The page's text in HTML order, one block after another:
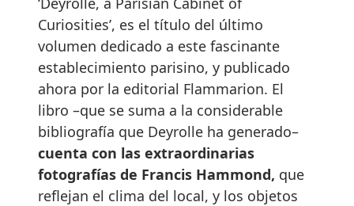
Curiosities’, es el título del último
volumen dedicado a este fascinante
establecimiento parisino, y publicado
ahora por la editorial Flammarion. El
libro –que se suma a la considerable
bibliografía que Deyrolle ha generado–
cuenta con las extraordinarias
fotografías de Francis Hammond, que
reflejan el clima del local, y los objetos